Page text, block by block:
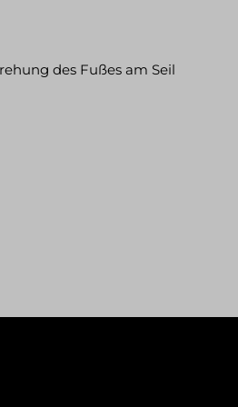
des Fußes am Seil